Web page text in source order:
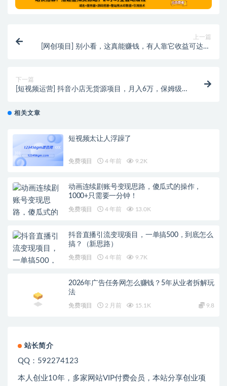
上一篇
[网创项目] 别小看，这真能赚钱，有人靠它收益可达50
下一篇
[短视频运营] 抖音小店无货源项目，月入6万，保姆级
相关文章
短视频太让人浮躁了
免费项目 4 年前 9.2K
动画连续剧账号变现思路，傻瓜式的操作，
1000+只需要一分钟！
免费项目 4 年前 13.0K
抖音直播引流变现项目，一单搞500，到底怎么
搞？（新思路）
免费项目 4 年前 9.7K
2026年广告任务网怎么赚钱？5年从业者拆解玩
法
免费项目 2 月前 15.1K 9.8
站长简介
QQ：592274123
本人创业10年，多家网站VIP付费会员，本站分享创业项